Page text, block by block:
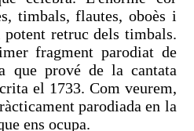
timbals, flautes, oboès i
potent retruc dels timbals.
fragment parodiat de
que prové de la cantata
el 1733. Com veurem,
parodiada en la
ens ocupa.